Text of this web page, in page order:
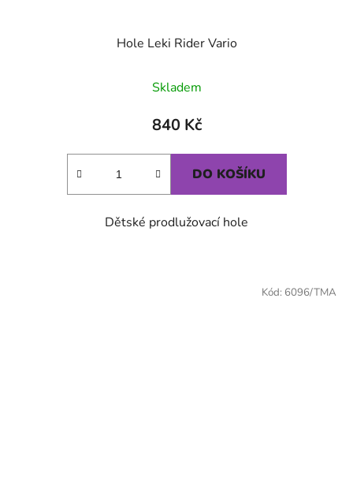
Hole Leki Rider Vario
Skladem
840 Kč
DO KOŠÍKU
Dětské prodlužovací hole
Kód: 6096/TMA